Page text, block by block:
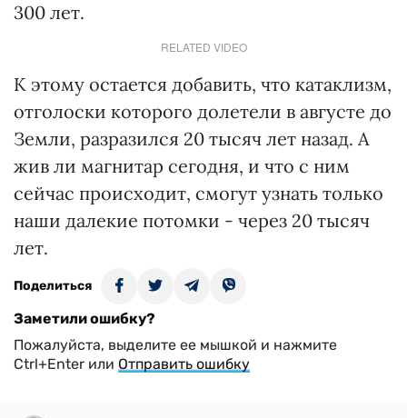
300 лет.
RELATED VIDEO
К этому остается добавить, что катаклизм,
отголоски которого долетели в августе до
Земли, разразился 20 тысяч лет назад. А
жив ли магнитар сегодня, и что с ним
сейчас происходит, смогут узнать только
наши далекие потомки - через 20 тысяч
лет.
Поделиться
Заметили ошибку?
Пожалуйста, выделите ее мышкой и нажмите
Ctrl+Enter или Отправить ошибку